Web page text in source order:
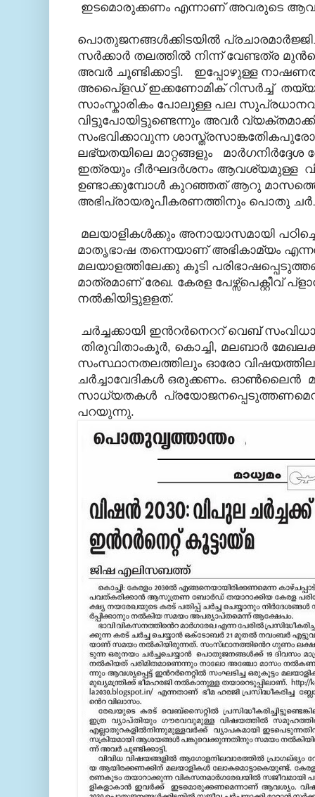
ഇടമൊരുക്കണം എന്നാണ് അവരുടെ
പൊതുജനങ്ങള്‍ക്കിടയില്‍
സര്‍ക്കാര്‍ തലത്തില്‍ നിന്ന് വേണ്ടത്ര
അവര്‍ ചൂണ്ടിക്കാട്ടി. ഇപ്പോഴുള്ള
അപൈ്ളഡ് ഇക്കണോമിക് റിസര്‍ച്ച്
സാംസ്കാരികം പോലുള്ള പല
വിട്ടുപോയിട്ടുണ്ടെന്നും അവര്‍
സംഭവിക്കാവുന്ന
ലഭ്യതയിലെ മാറ്റങ്ങളും
ഇത്രയും ദീര്‍ഘദര്‍ശനം ആവശ്യമുള്ള
ഉണ്ടാക്കുമ്പോള്‍ കുറഞ്ഞത് ആറു
അഭിപ്രായരൂപീകരണത്തിനും പൊതു
മലയാളികള്‍ക്കും അനായാസമായി
മാതൃഭാഷ തന്നെയാണ് അഭികാമ്യം
മലയാളത്തിലേക്കു കൂടി
മാത്രമാണ് രേഖ. കേരള പേഴ്സ്പെക്റ്റീവ്
നല്‍കിയിട്ടുളളത്.
ചര്‍ച്ചക്കായി ഇന്‍റര്‍നെററ് വെബ്
തിരുവിതാംകൂര്‍, കൊച്ചി, മലബാര്‍
സംസ്ഥാനതലത്തിലും ഓരോ
ചര്‍ച്ചാവേദികള്‍ ഒരുക്കണം. ഓണ്‍ലൈന്‍
സാധ്യതകള്‍
പറയുന്നു.